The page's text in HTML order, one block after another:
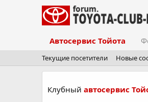
Автосервис Тойота
Текущие посетители Новые
Клубный автосервис